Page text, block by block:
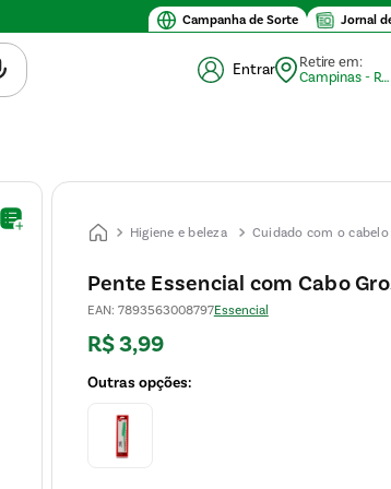
Campanha de Sorte Jornal
Valor mínimo de compra $30
Entrar
Retire em:
Campinas - Retirada (10)
Higiene e beleza Cuidado com o cabelo
Pente Essencial com Cabo
EAN: 7893563008797Essencial
R$3,99